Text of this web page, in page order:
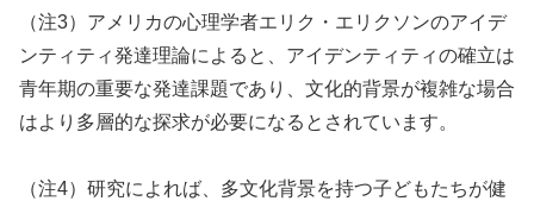
（注3）アメリカの心理学者エリク・エリクソンのアイデ
ンティティ発達理論によると、アイデンティティの確立は
青年期の重要な発達課題であり、文化的背景が複雑な場合
はより多層的な探求が必要になるとされています。
（注4）研究によれば、多文化背景を持つ子どもたちが健